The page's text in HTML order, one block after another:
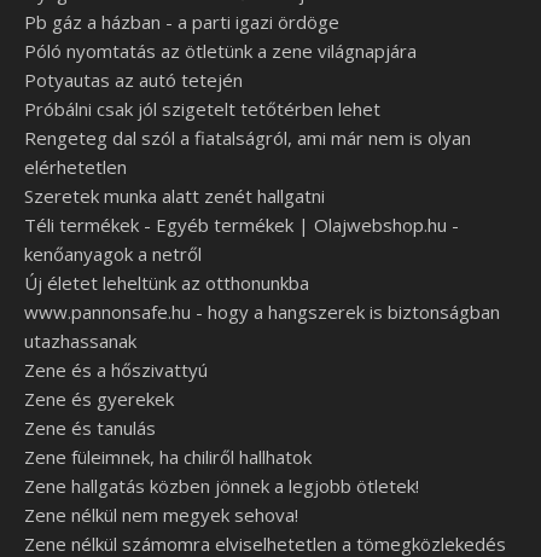
Pb gáz a házban - a parti igazi ördöge
Póló nyomtatás az ötletünk a zene világnapjára
Potyautas az autó tetején
Próbálni csak jól szigetelt tetőtérben lehet
Rengeteg dal szól a fiatalságról, ami már nem is olyan
elérhetetlen
Szeretek munka alatt zenét hallgatni
Téli termékek - Egyéb termékek | Olajwebshop.hu -
kenőanyagok a netről
Új életet leheltünk az otthonunkba
www.pannonsafe.hu - hogy a hangszerek is biztonságban
utazhassanak
Zene és a hőszivattyú
Zene és gyerekek
Zene és tanulás
Zene füleimnek, ha chiliről hallhatok
Zene hallgatás közben jönnek a legjobb ötletek!
Zene nélkül nem megyek sehova!
Zene nélkül számomra elviselhetetlen a tömegközlekedés